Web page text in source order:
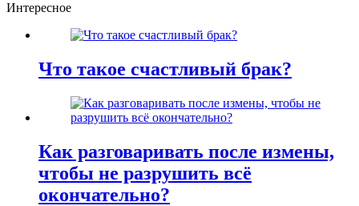
Интересное
Что такое счастливый брак?
Как разговаривать после измены,
чтобы не разрушить всё
окончательно?